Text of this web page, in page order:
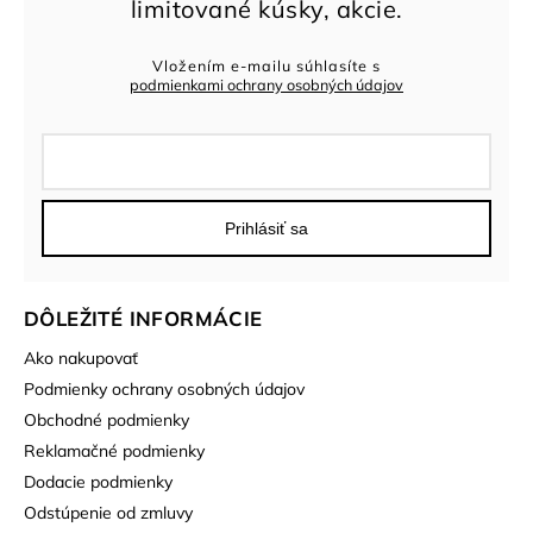
DÔLEŽITÉ INFORMÁCIE
Ako nakupovať
Podmienky ochrany osobných údajov
Obchodné podmienky
Reklamačné podmienky
Dodacie podmienky
Odstúpenie od zmluvy
Vložením e-mailu súhlasíte s
podmienkami ochrany osobných údajov
Prihlásiť sa